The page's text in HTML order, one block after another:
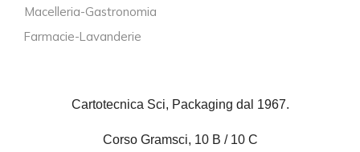
Macelleria-Gastronomia
Farmacie-Lavanderie
Cartotecnica Sci, Packaging dal 1967.
Corso Gramsci, 10 B / 10 C